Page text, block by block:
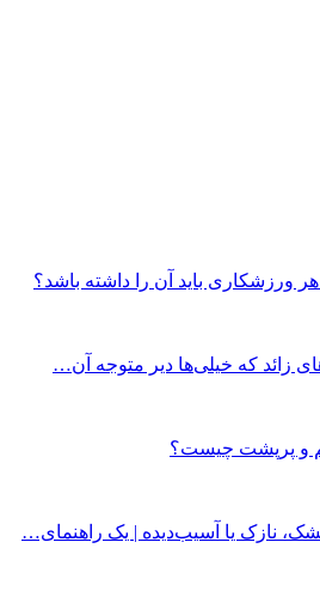
ورزشکاری باید آن را داشته باشد؟
زائد که خیلی‌ها دیر متوجه آن…
و پرپشت چیست؟
نازک یا آسیب‌دیده | یک راهنمای…